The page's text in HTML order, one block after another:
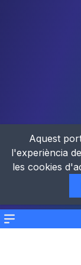
Menu
Aquest
l'experiència
les cookies